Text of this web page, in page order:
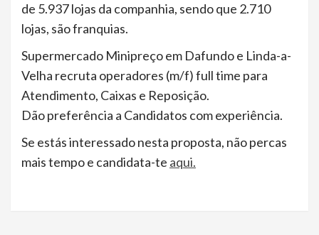
de 5.937 lojas da companhia, sendo que 2.710
lojas, são franquias.
Supermercado Minipreço em Dafundo e Linda-a-
Velha recruta operadores (m/f) full time para
Atendimento, Caixas e Reposição.
Dão preferência a Candidatos com experiência.
Se estás interessado nesta proposta, não percas
mais tempo e candidata-te aqui.